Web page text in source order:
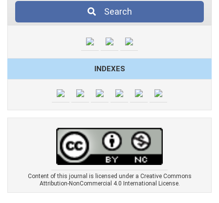
Search
INDEXES
Content of this journal is licensed under a Creative Commons
Attribution-NonCommercial 4.0 International License.